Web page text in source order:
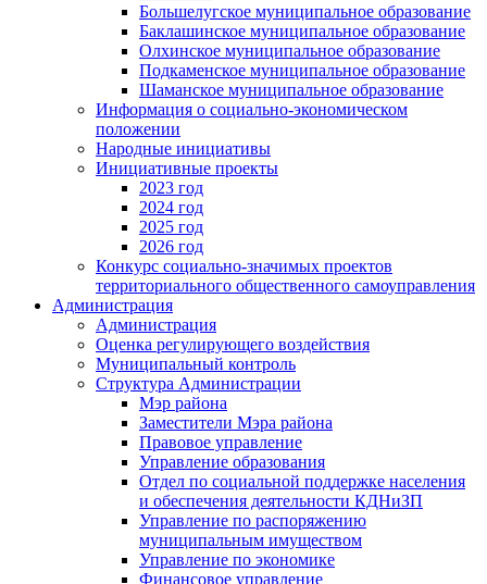
Большелугское муниципальное образование
Баклашинское муниципальное образование
Олхинское муниципальное образование
Подкаменское муниципальное образование
Шаманское муниципальное образование
Информация о социально-экономическом
положении
Народные инициативы
Инициативные проекты
2023 год
2024 год
2025 год
2026 год
Конкурс социально-значимых проектов
территориального общественного самоуправления
Администрация
Администрация
Оценка регулирующего воздействия
Муниципальный контроль
Структура Администрации
Мэр района
Заместители Мэра района
Правовое управление
Управление образования
Отдел по социальной поддержке населения
и обеспечения деятельности КДНиЗП
Управление по распоряжению
муниципальным имуществом
Управление по экономике
Финансовое управление